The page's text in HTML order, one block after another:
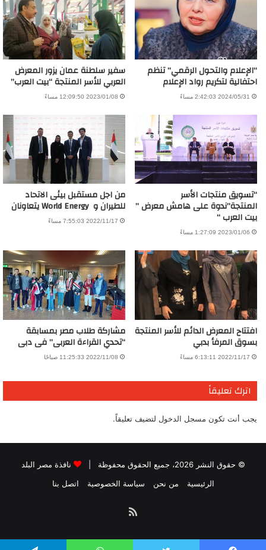
“الإعلام والتحول الرقمي” تنظم
احتفالية لتكريم رواد الإعلام
2024/05/31 2:42:03 مساءً
سفير سلطنة عمان يزور المعرض
العربي للأسر المنتجة “بيت العرب”
2023/01/08 12:09:50 مساءً
“تسويق منتجات الأسر
المنتجة”ندوة على هامش معرض ”
بيت العرب “
2023/01/06 1:27:09 مساءً
من اجل مستقبل بيئى الاتحاد
للطيران و World Energy يتعاونان
2022/11/17 7:55:03 مساءً
افتتاح المعرض الدائم للأسر المنتجة
بسوق المرفأ بدبي
2022/11/17 6:13:11 مساءً
مشاركة طلاب مصر بمسابقة
“تحدي القراءة العربى” فى دبى
2022/11/08 11:25:33 صباحًا
اترك تعليقاً
يجب أنت تكون مسجل الدخول لتضيف تعليقاً.
© حقوق النشر 2026، جميع الحقوق محفوظة |
نافذة مصر البلد
الرئيسية
من نحن سياسة الخصوصية اتصل بنا
ملخص
الموقع